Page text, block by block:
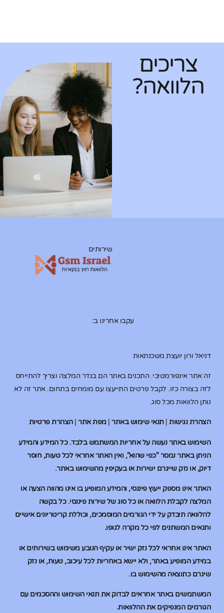
צריכים
הלוואה?
דניאל ורון יועצת משכנתאות
זה אתר אינפורמטיבי. התכנים באתר הם בגדר המלצה וצריך להתייחס
לזה בצורה כזו. לקבל פרטים התייעצו עם מומחים בתחום. אתר זה לא
נותן הלוואות מכל סוג.
הצהרת נגישות|תנאי שימוש באתר|מפת אתר|הצהרת פרטיות
השימוש באתר נעשה על אחריות המשתמש בלבד. כל המידע והמידע
הניתן באתר נמסר "כפי שהוא", ואין האתר אחראי לכל טעות, חוסר
דיוק, או נזק שייגרם ישירות או בעקיפין מהשימוש באתר.
האתר אינו מספק ייעוץ פיננסי, והמידע המופיע בו אינו מהווה הצעה או
המלצה לקבלת הלוואה או כל סוג של שירות פיננסי. כל בקשה
להלוואה תיבדק על ידי הגורמים המוסמכים, וכוללת קריטריונים אישיים
ותנאים המשתנים לפי כל מקרה לגופו.
האתר אינו אחראי לכל נזק ישיר או עקיף הנובע משימוש בשירותים או
במידע המופיע באתר, ולא יישא באחריות לכל עיכוב, טעות, או נזק
שיגרם כתוצאה מהשימוש בו.
המשתמשים באתר אחראים לבדוק את תנאי השימוש וההסכמים עם
הגורמים המנפיקים את ההלוואות.
שירותים
עקבו אחרינו ב: